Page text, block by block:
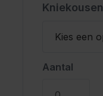
Kniekousen
Aantal